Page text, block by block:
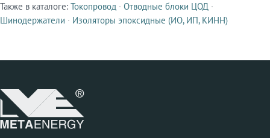
Смежные продукты
Также в каталоге: Токопровод · Отводные блоки ЦОД ·
Шинодержатели · Изоляторы эпоксидные (ИО, ИП, КИНН)